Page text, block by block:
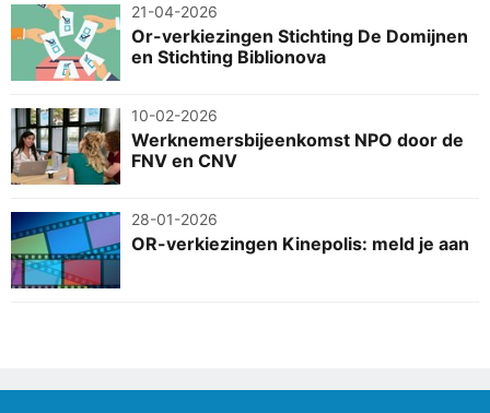
21-04-2026
Or-verkiezingen Stichting De Domijnen
en Stichting Biblionova
10-02-2026
Werknemersbijeenkomst NPO door de
FNV en CNV
28-01-2026
OR-verkiezingen Kinepolis: meld je aan